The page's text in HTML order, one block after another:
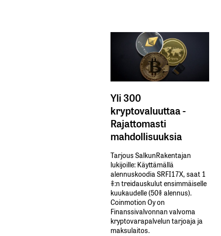
Yli 300
kryptovaluuttaa -
Rajattomasti
mahdollisuuksia
Tarjous SalkunRakentajan
lukijoille: Käyttämällä​ ​
alennuskoodia​ ​SRFI17X,​ ​saat​ ​1
%:n treidauskulut​ ​ensimmäiselle​ ​
kuukaudelle​ ​(50%​ ​alennus).
Coinmotion Oy on
Finanssivalvonnan valvoma
kryptovarapalvelun tarjoaja ja
maksulaitos.